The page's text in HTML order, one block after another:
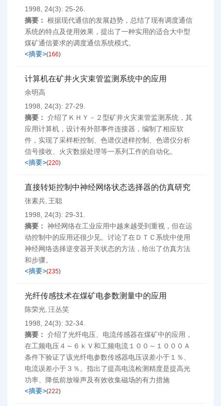
1998, 24(3): 25-26.
摘要： 根据现代通信的发展趋势，总结了现有调度通信
系统的特点及使用效果，提出了一种实用的适合大中型
煤矿通信要求的调度通信系统模式。
<摘要>(166)
计算机在矿井火灾束管监测系统中的应用
余明高
1998, 24(3): 27-29.
摘要： 介绍了ＫＨＹ－２型矿井火灾束管监测系统，其
应用计算机，设计有外部事件连接器，编制了相应软
件，实现了采样柜控制、色谱仪进样控制、色谱仪分析
信号接收、火灾数据处理等一系列工作的自动化。
<摘要>(220)
直接转矩控制中神经网络状态选择器的仿真研究
张素兵, 王聪
1998, 24(3): 29-31.
摘要： 神经网络在工业应用中越来越受到重视，但在运
动控制中的应用还很少见。讨论了在ＤＴＣ系统中使用
神经网络选择逆变器开关状态的方法，给出了仿真方法
和步骤。
<摘要>(235)
光纤传感技术在煤矿电参数测量中的应用
陈荣光, 汪丛笑
1998, 24(3): 32-34.
摘要： 介绍了光纤电压、电流传感器在煤矿中的应用，
在工频电压４～６ｋＶ和工频电流１００～１０００Ａ
条件下验证了该光纤电参数传感器电压误差小于１％、
电流误差小于３％。指出了提高电流检测精度是提高光
功率、降低前放噪声及有效收集磁场的有力措施
<摘要>(222)